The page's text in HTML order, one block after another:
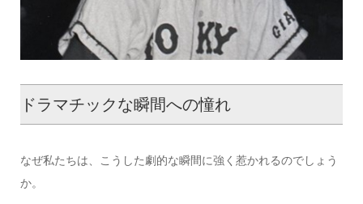
ドラマチックな瞬間への憧れ
なぜ私たちは、こうした劇的な瞬間に強く惹かれるのでしょう
か。